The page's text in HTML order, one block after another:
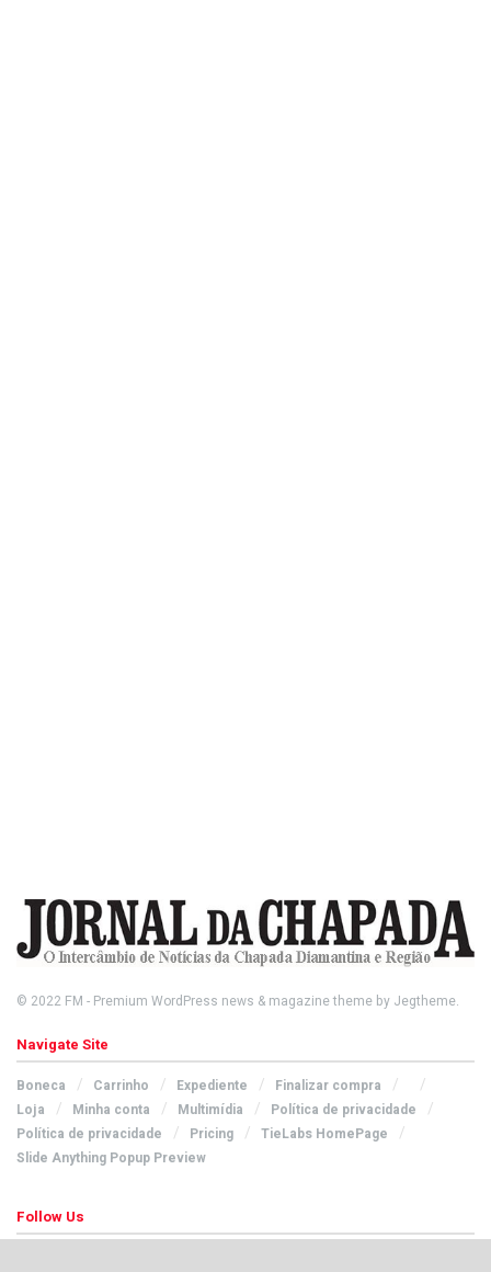
© 2022 FM - Premium WordPress news & magazine theme by Jegtheme.
Navigate Site
Boneca Carrinho Expediente
Finalizar compra
Loja
Minha conta Multimídia
Política de privacidade
Política de privacidade
Pricing
TieLabs HomePage
Slide Anything Popup Preview
Follow Us